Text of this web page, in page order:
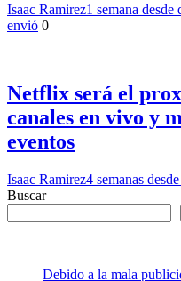
Isaac Ramirez1 semana desde
envió 0
Netflix será el
canales en vivo y
eventos
Isaac Ramirez4 semanas
Buscar
Debido a la mala